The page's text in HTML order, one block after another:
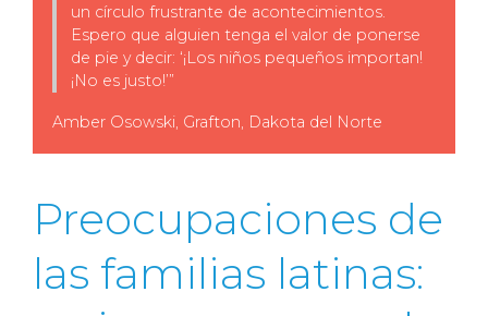
un círculo frustrante de acontecimientos.
Espero que alguien tenga el valor de ponerse
de pie y decir: ‘¡Los niños pequeños importan!
¡No es justo!’”
Amber Osowski, Grafton, Dakota del Norte
Preocupaciones de
las familias latinas: